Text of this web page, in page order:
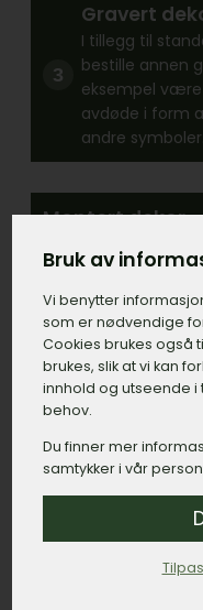
Gravert
I tillegg til
bestille annen
eksempel
avdøde i form
andre symboler.
Montert dekor
som kan monteres
eksempel være
lignende.
Lykter og
vaser som kan
eller bedplaten.
I senere tid har det
Bruk av
Vi benytter
som er nødvendige
Cookies brukes også
brukes, slik at vi kan
innhold og utseende i
behov.
Du finner mer
samtykker i vår